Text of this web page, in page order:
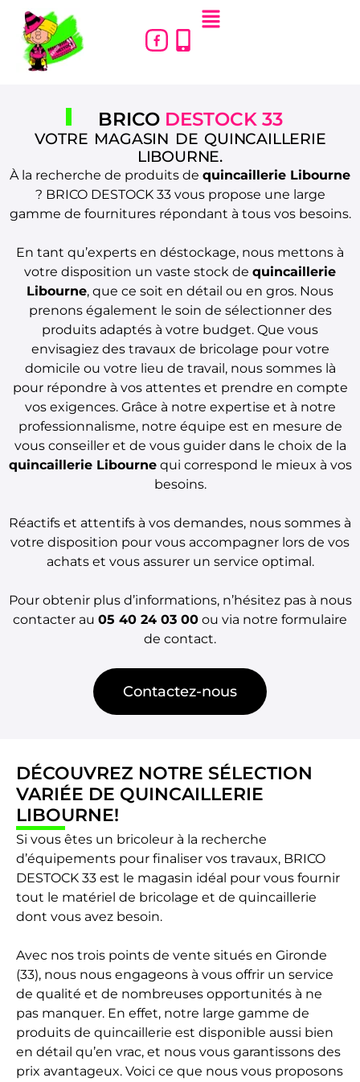
BRICO DESTOCK 33
VOTRE MAGASIN DE QUINCAILLERIE
LIBOURNE.
À la recherche de produits de quincaillerie Libourne
? BRICO DESTOCK 33 vous propose une large
gamme de fournitures répondant à tous vos besoins.
En tant qu’experts en déstockage, nous mettons à
votre disposition un vaste stock de quincaillerie
Libourne, que ce soit en détail ou en gros. Nous
prenons également le soin de sélectionner des
produits adaptés à votre budget. Que vous
envisagiez des travaux de bricolage pour votre
domicile ou votre lieu de travail, nous sommes là
pour répondre à vos attentes et prendre en compte
vos exigences. Grâce à notre expertise et à notre
professionnalisme, notre équipe est en mesure de
vous conseiller et de vous guider dans le choix de la
quincaillerie Libournequi correspond le mieux à vos
besoins.
Réactifs et attentifs à vos demandes, nous sommes à
votre disposition pour vous accompagner lors de vos
achats et vous assurer un service optimal.
Pour obtenir plus d’informations, n’hésitez pas à nous
contacter au 05 40 24 03 00 ou via notre formulaire
de contact.
Contactez-nous
DÉCOUVREZ NOTRE SÉLECTION
VARIÉE DE QUINCAILLERIE
LIBOURNE!
Si vous êtes un bricoleur à la recherche
d’équipements pour finaliser vos travaux, BRICO
DESTOCK 33 est le magasin idéal pour vous fournir
tout le matériel de bricolage et de quincaillerie
dont vous avez besoin.
Avec nos trois points de vente situés en Gironde
(33), nous nous engageons à vous offrir un service
de qualité et de nombreuses opportunités à ne
pas manquer. En effet, notre large gamme de
produits de quincaillerie est disponible aussi bien
en détail qu’en vrac, et nous vous garantissons des
prix avantageux. Voici ce que nous vous proposons